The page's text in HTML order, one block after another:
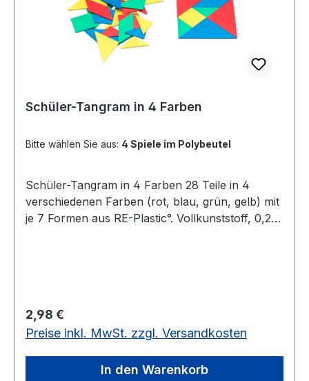
Schüler-Tangram in 4 Farben
Bitte wählen Sie aus: 4 Spiele im Polybeutel
Schüler-Tangram in 4 Farben 28 Teile in 4
verschiedenen Farben (rot, blau, grün, gelb) mit
je 7 Formen aus RE-Plastic°. Vollkunststoff, 0,2
Vorlagen Solange Vorrat reicht noch 6 Stück auf
Lager - Eigenes, kreatives Erstellen von Figuren
Geometrie - Zusammenlegen von sieben Teilen
Regulärer Preis:
2,98 €
Preise inkl. MwSt. zzgl. Versandkosten
In den Warenkorb